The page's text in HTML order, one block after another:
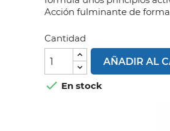
Acción fulminante de
Cantidad
AÑADIR AL
 En stock